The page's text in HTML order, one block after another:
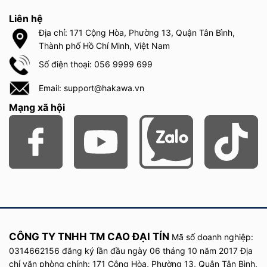
chăm sóc và điều dưỡng người thân trong gia đình được chu
đáo, ân cần hơn bao giờ hết. Nếu bạn còn thắc mắc nào liên
quan đếngiường y tế điện đa năng HAKAWA
liên hệ ngay đến Hãng chúng tôi thông qua hotline: 0569 999
699 để được tư vấn nhanh chóng và tận tình 24/7.
Liên hệ
Địa chỉ: 171 Cộng Hòa, Phường 13, Quận Tân Bình,
Thành phố Hồ Chí Minh, Việt Nam
Số điện thoại: 056 9999 699
Email: support@hakawa.vn
Mạng xã hội
CÔNG TY TNHH TM CAO ĐẠI TÍN Mã số doanh nghiệp:
0314662156 đăng ký lần đầu ngày 06 tháng 10 năm 2017Địa
chỉ văn phòng chính: 171 Cộng Hòa, Phường 13, Quận Tân Bình,